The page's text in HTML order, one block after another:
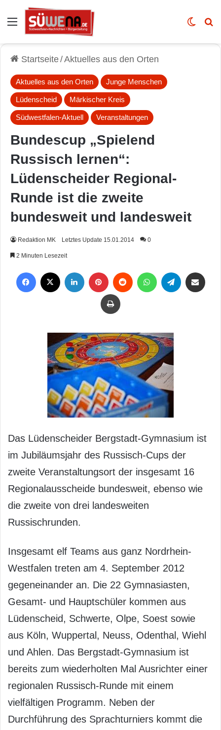
Auswahl Skin
Startseite/Aktuelles aus den Orten
Aktuelles aus den Orten Junge Menschen
Lüdenscheid Märkischer Kreis
Südwestfalen-Aktuell Veranstaltungen
Bundescup „Spielend
Russisch lernen“:
Lüdenscheider Regional-
Runde ist die zweite
bundesweit und landesweit
Redaktion MK Letztes Update 15.01.2014 0
2 Minuten Lesezeit
Drucken
Das Lüdenscheider Bergstadt-Gymnasium ist
im Jubiläumsjahr des Russisch-Cups der
zweite Veranstaltungsort der insgesamt 16
Regionalausscheide bundesweit, ebenso wie
die zweite von drei landesweiten
Russischrunden.
Insgesamt elf Teams aus ganz Nordrhein-
Westfalen treten am 4. September 2012
gegeneinander an. Die 22 Gymnasiasten,
Gesamt- und Hauptschüler kommen aus
Lüdenscheid, Schwerte, Olpe, Soest sowie
aus Köln, Wuppertal, Neuss, Odenthal, Wiehl
und Ahlen. Das Bergstadt-Gymnasium ist
bereits zum wiederholten Mal Ausrichter einer
regionalen Russisch-Runde mit einem
vielfältigen Programm. Neben der
Durchführung des Sprachturniers kommt die